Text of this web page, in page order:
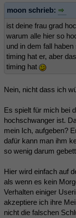
moon schrieb:
ist deine frau grad
warum alle hier so
und in dem fall
timing hat er, aber
timing hat
Nein, nicht dass ich
Es spielt für mich bei
hochschwanger ist.
mein Ich, aufgeben?
dafür kann man ihm
so wenig darum
Hier wird einfach auf
als wenn es kein
Verhalten einiger
akzeptiere ich ihre
nicht die falschen